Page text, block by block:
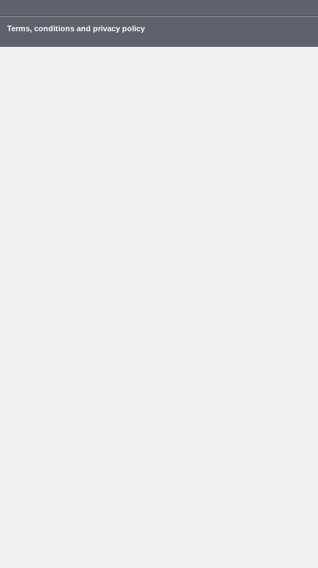
Terms, conditions and privacy policy